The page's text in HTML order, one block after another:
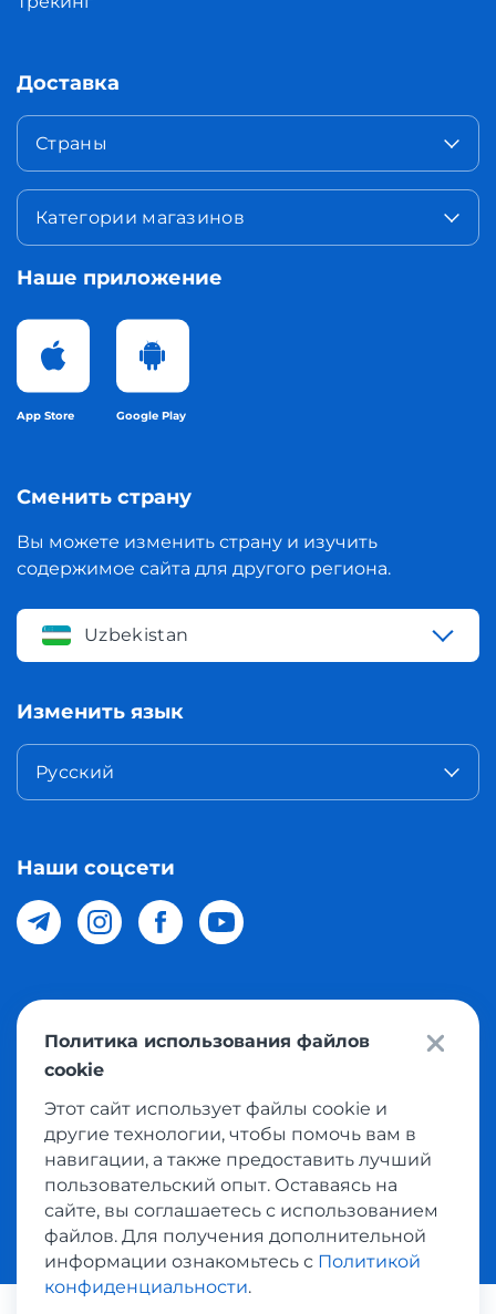
Доставка
Страны
Категории магазинов
Наше приложение
App Store Google Play
Сменить страну
Вы можете изменить страну и изучить
содержимое сайта для другого региона.
Uzbekistan
Изменить язык
Русский
Наши соцсети
© 2026 Meest Shopping доставка покупок с интернет
магазинов мира в Узбекистан. Все права защищены
Политика конфиденциальности
Условия использования сервисом выкупа товаров
Политика использования файлов
cookie
Этот сайт использует файлы cookie и
другие технологии, чтобы помочь вам в
навигации, а также предоставить лучший
пользовательский опыт. Оставаясь на
сайте, вы соглашаетесь с использованием
файлов. Для получения дополнительной
информации ознакомьтесь с Политикой
конфиденциальности.